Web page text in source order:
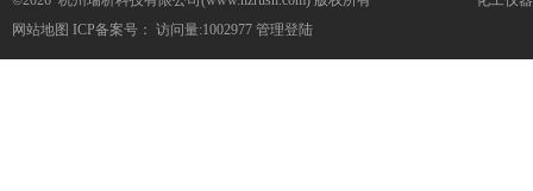
网站地图 ICP备案号： 访问量:1002977 管理登陆